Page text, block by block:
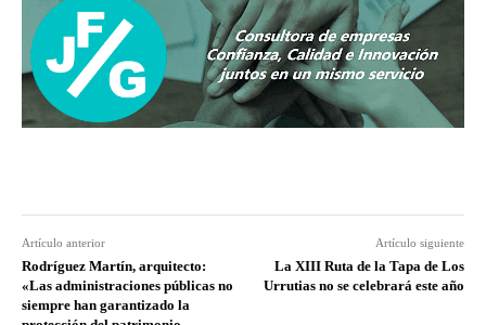
Artículo anterior
Rodríguez Martín, arquitecto:
«Las administraciones públicas no
siempre han garantizado la
Artículo siguiente
La XIII Ruta de la Tapa de Los
Urrutias no se celebrará este año